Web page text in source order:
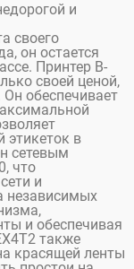
и
своего
он остается
Принтер B-
своей ценой,
обеспечивает
этикеток в
сетевым
что
и
независимых
и обеспечивая
также
красящей ленты